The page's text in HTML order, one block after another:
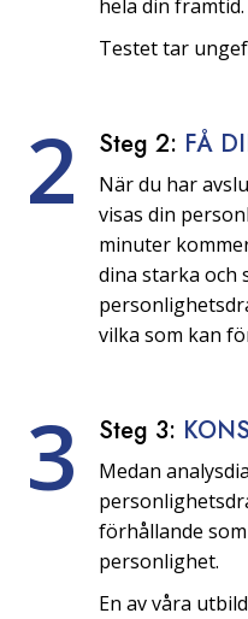
hela din framtid.
Testet tar
2 Steg 2: FÅ
När du har
visas din
minuter
dina starka och
vilka som kan
3 Steg 3:
Medan
förhållande
personlighet.
En av våra